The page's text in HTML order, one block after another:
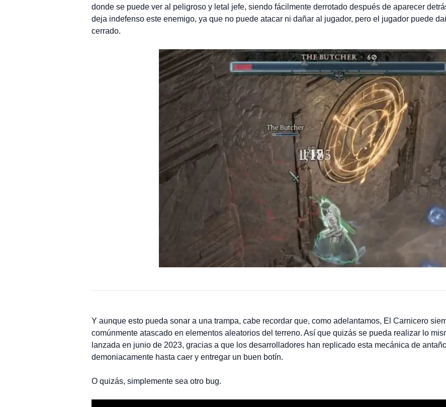
donde se puede ver al peligroso y letal jefe, siendo fácilmente derrotado después de aparecer
deja indefenso este enemigo, ya que no puede atacar ni dañar al jugador, pero el jugador puede
cerrado.
Y aunque esto pueda sonar a una trampa, cabe recordar que, como adelantamos, El Carnicero
comúnmente atascado en elementos aleatorios del terreno. Así que quizás se pueda realizar lo
lanzada en junio de 2023, gracias a que los desarrolladores han replicado esta mecánica de
demoniacamente hasta caer y entregar un buen botín.
O quizás, simplemente sea otro bug.